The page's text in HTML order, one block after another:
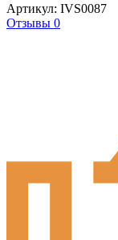
Артикул: IVS0087
Отзывы 0